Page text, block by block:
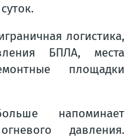
логистика,
БПЛА, места
площадки
напоминает
давления.